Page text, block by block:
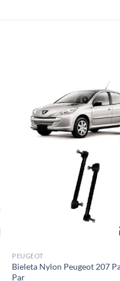
PEUGEOT
Bieleta Nylon Peugeot 207
Par